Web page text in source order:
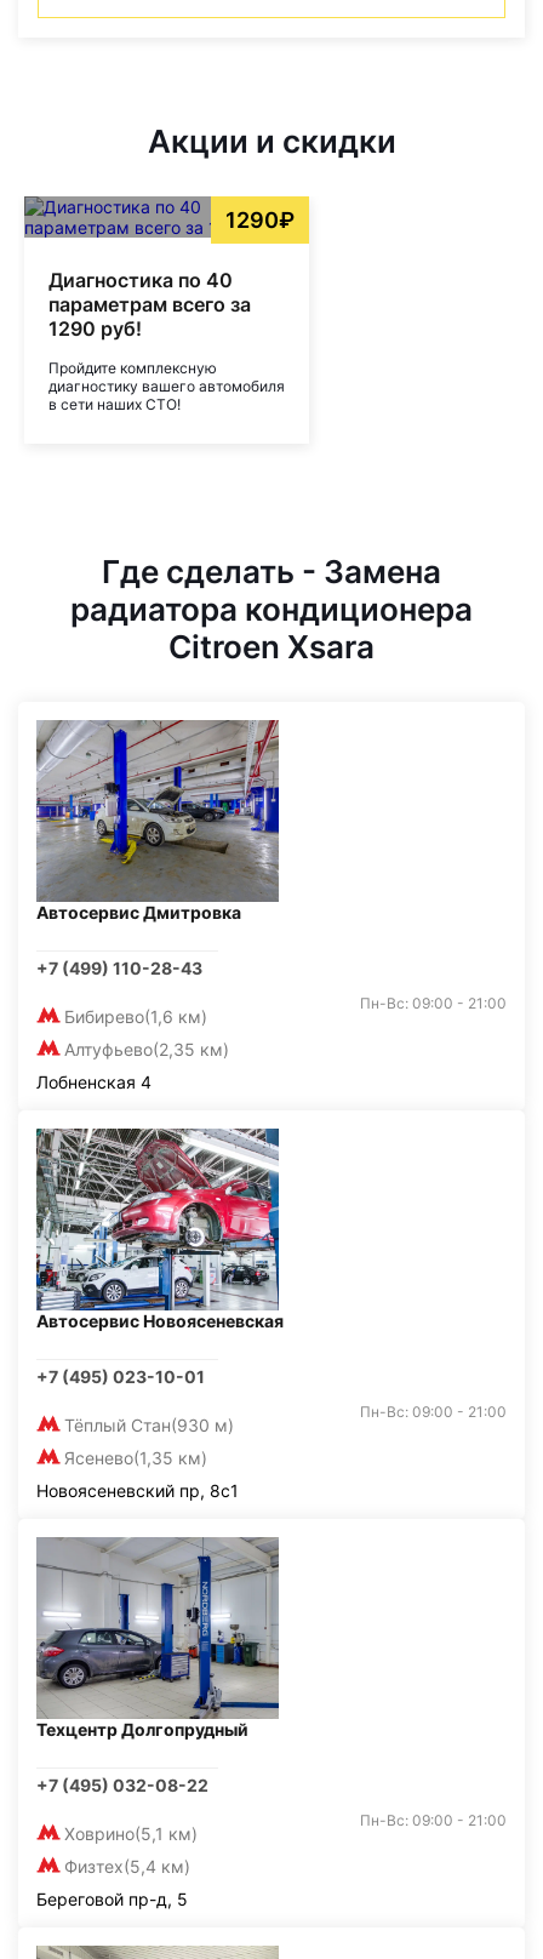
Акции и скидки
1290₽
Диагностика по 40
параметрам всего за
1290 руб!
Пройдите комплексную
диагностику вашего автомобиля
в сети наших СТО!
Где сделать - Замена
радиатора кондиционера
Citroen Xsara
Автосервис Дмитровка
+7 (499) 110-28-43
Бибирево(1,6 км)
Алтуфьево(2,35 км)
Пн-Вс: 09:00 - 21:00
Лобненская 4
Автосервис Новоясеневская
+7 (495) 023-10-01
Тёплый Стан(930 м)
Ясенево(1,35 км)
Пн-Вс: 09:00 - 21:00
Новоясеневский пр, 8с1
Техцентр Долгопрудный
+7 (495) 032-08-22
Ховрино(5,1 км)
Физтех(5,4 км)
Пн-Вс: 09:00 - 21:00
Береговой пр-д, 5